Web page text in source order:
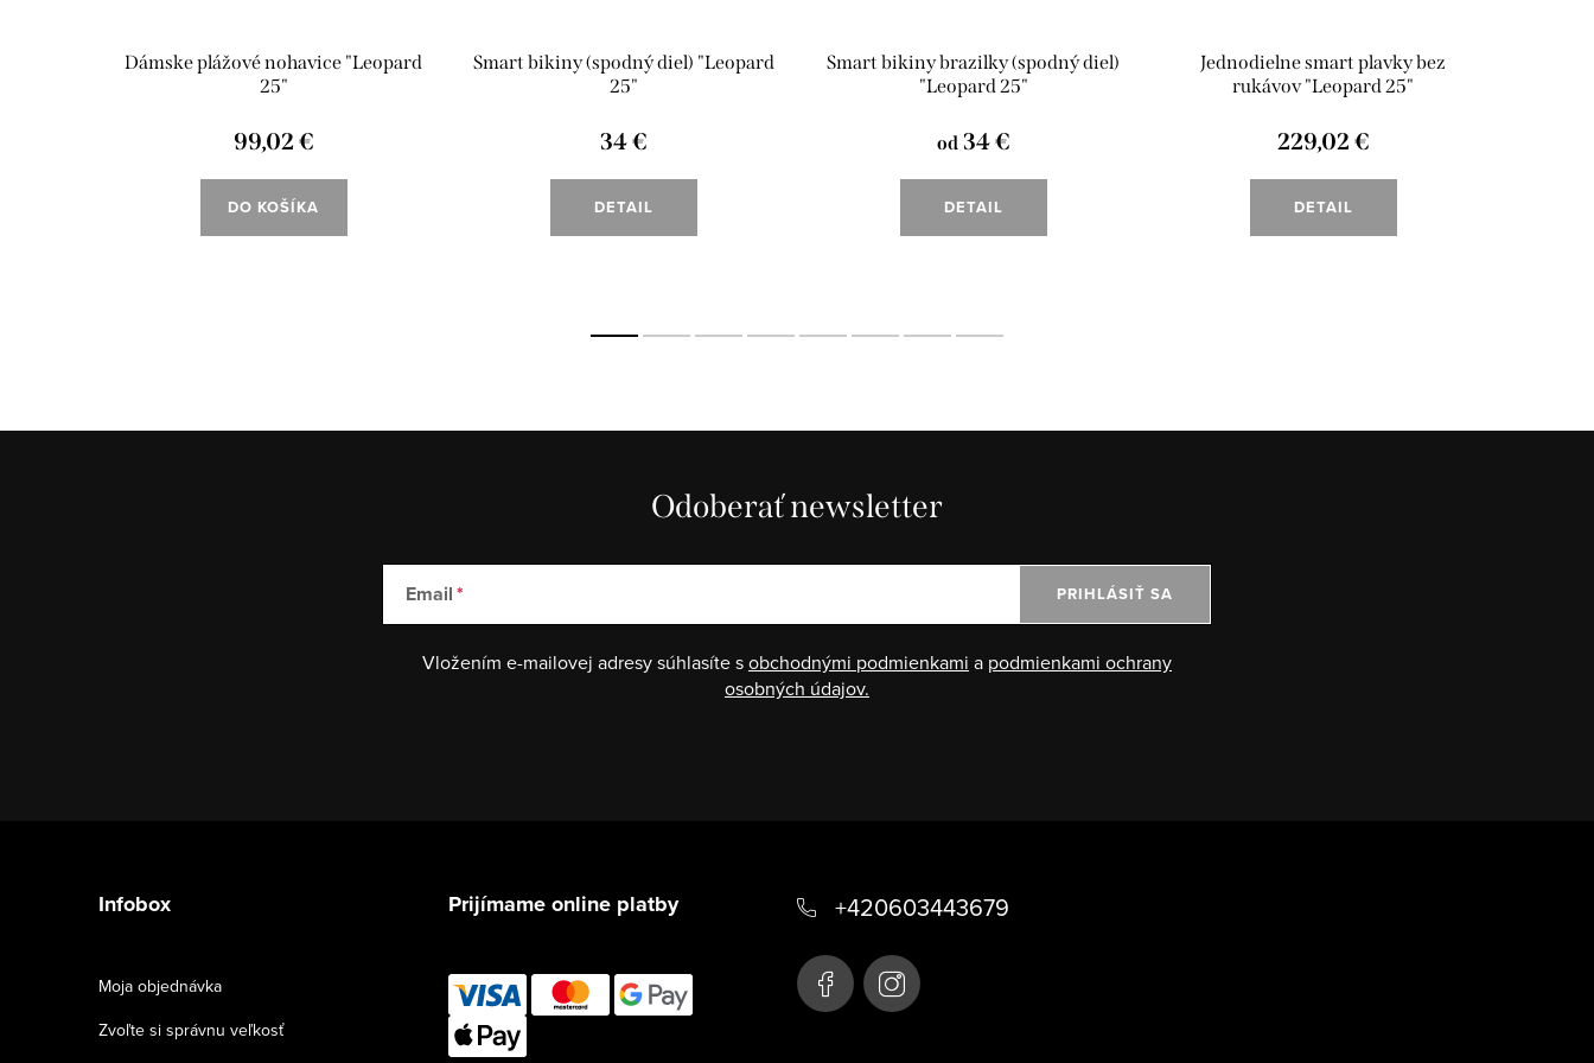
Dámske plážové nohavice "Leopard
25"
99,02 €
DO KOŠÍKA
Smart bikiny (spodný diel) "Leopard
25"
34 €
DETAIL
Smart bikiny brazilky (spodný diel)
"Leopard 25"
od34 €
DETAIL
Jednodielne smart plavky bez
rukávov "Leopard 25"
229,02 €
DETAIL
Odoberať newsletter
Email
Vložením e-mailovej adresy súhlasíte sobchodnými podmienkami a podmienkami ochrany
osobných údajov.
PRIHLÁSIŤ SA
Infobox
Moja objednávka
Zvoľte si správnu veľkosť
Prijímame online platby +420603443679